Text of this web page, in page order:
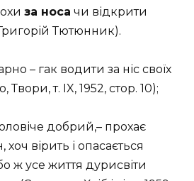
за носа чи відкрити
Тютюнник).
– гак водити за ніс своїх
Твори, т. IX, 1952, стор. 10);
добрий,– прохає
вірить і опасається
ж усе жит­тя дурисвіти